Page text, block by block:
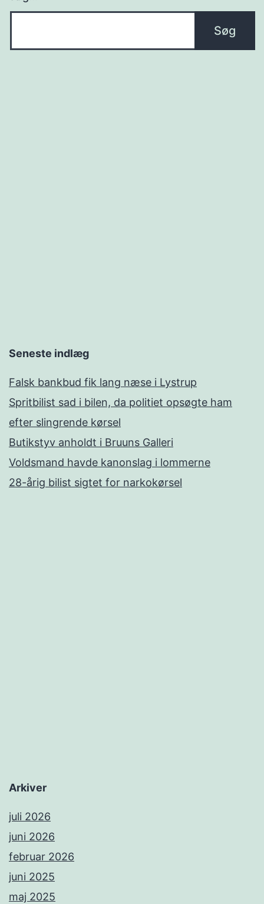
Seneste indlæg
Falsk bankbud fik lang næse i Lystrup
Spritbilist sad i bilen, da politiet opsøgte ham
efter slingrende kørsel
Butikstyv anholdt i Bruuns Galleri
Voldsmand havde kanonslag i lommerne
28-årig bilist sigtet for narkokørsel
Arkiver
juli 2026
juni 2026
februar 2026
juni 2025
maj 2025